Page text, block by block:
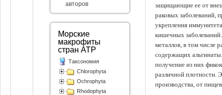
защищающие ее от
раковых заболеваний,
укрепления
кишечных
металлов, в том числе
содержащих
получение из них
различной плотности.
производства, от
авторов
Морские
макрофиты
стран АТР
Таксономия
Chlorophyta
Ochrophyta
Rhodophyta